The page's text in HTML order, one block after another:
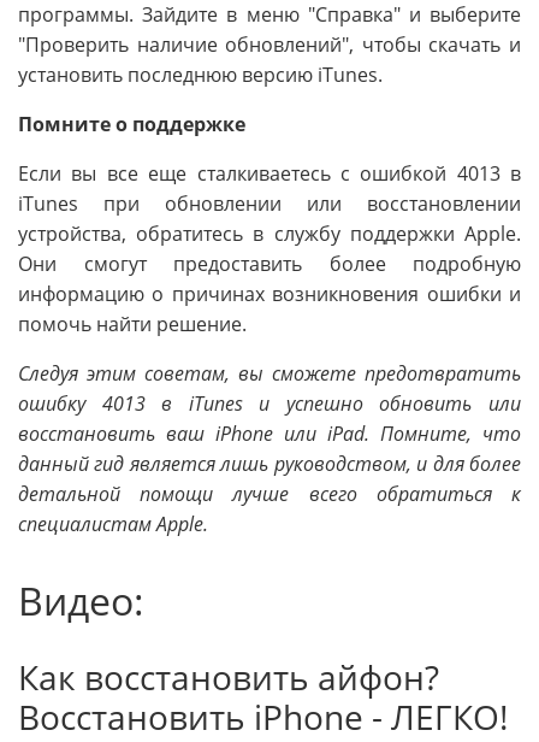
программы. Зайдите в меню "Справка" и выберите
"Проверить наличие обновлений", чтобы скачать и
установить последнюю версию iTunes.
Помните о поддержке
Если вы все еще сталкиваетесь с ошибкой 4013 в
iTunes при обновлении или восстановлении
устройства, обратитесь в службу поддержки Apple.
Они смогут предоставить более подробную
информацию о причинах возникновения ошибки и
помочь найти решение.
Следуя этим советам, вы сможете предотвратить
ошибку 4013 в iTunes и успешно обновить или
восстановить ваш iPhone или iPad. Помните, что
данный гид является лишь руководством, и для более
детальной помощи лучше всего обратиться к
специалистам Apple.
Видео:
Как восстановить айфон?
Восстановить iPhone - ЛЕГКО!